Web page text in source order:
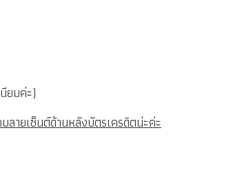
ยมค่ะ)
ายเซ็นต์ด้านหลังบัตรเครดิตน่ะค่ะ